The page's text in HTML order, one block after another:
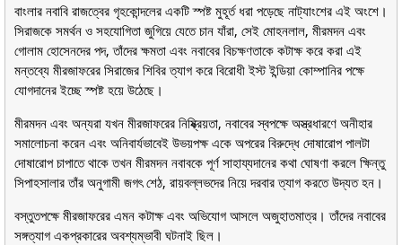
বাংলার নবাবি রাজত্বের গৃহকোন্দলের একটি স্পষ্ট মুহূর্ত ধরা পড়েছে নাট্যাংশের এই অংশে।
সিরাজকে সমর্থন ও সহযোগিতা জুগিয়ে যেতে চান যাঁরা, সেই মোহনলাল, মীরমদন এবং
গোলাম হোসেনদের পদ, তাঁদের ক্ষমতা এবং নবাবের বিচক্ষণতাকে কটাক্ষ করে করা এই
মন্তব্যে মীরজাফরের সিরাজের শিবির ত্যাগ করে বিরোধী ইস্ট ইন্ডিয়া কোম্পানির পক্ষে
যোগদানের ইচ্ছে স্পষ্ট হয়ে উঠেছে।
মীরমদন এবং অন্যরা যখন মীরজাফরের নিষ্ক্রিয়তা, নবাবের স্বপক্ষে অস্ত্রধারণে অনীহার
সমালোচনা করেন এবং অনিবার্যভাবেই উভয়পক্ষ একে অপরের বিরুদ্ধে দোষারোপ পালটা
দোষারোপ চাপাতে থাকে তখন মীরমদন নবাবকে পূর্ণ সাহায্যদানের কথা ঘোষণা করলে ক্ষিন্তু
সিপাহসালার তাঁর অনুগামী জগৎ শেঠ, রায়বল্লভদের নিয়ে দরবার ত্যাগ করতে উদ্যত হন।
বস্তুতপক্ষে মীরজাফরের এমন কটাক্ষ এবং অভিযোগ আসলে অজুহাতমাত্র। তাঁদের নবাবের
সঙ্গত্যাগ একপ্রকারের অবশ্যম্ভাবী ঘটনাই ছিল।